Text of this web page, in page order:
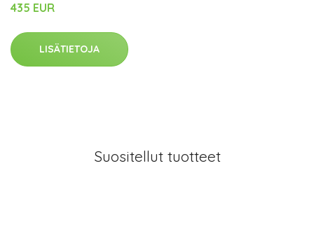
435 EUR
LISÄTIETOJA
Suositellut tuotteet